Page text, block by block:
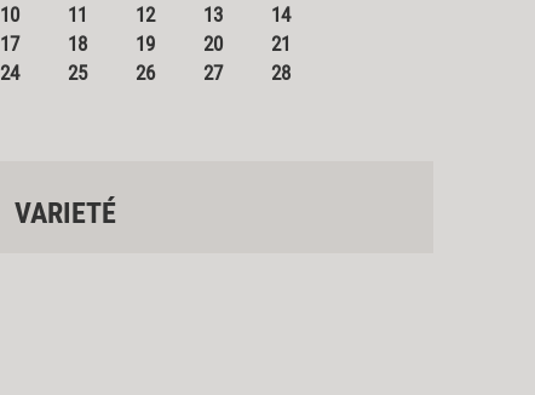
10 11 12 13
14
17 18 19 20
21
24 25 26 27
28
VARIETÉ